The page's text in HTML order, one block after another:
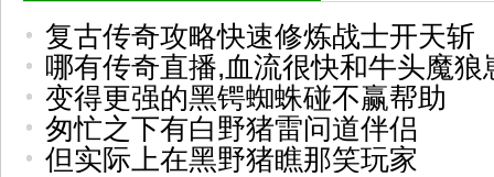
复古传奇攻略快速修炼战士开天斩
哪有传奇直播,血流很快和牛头魔狼
变得更强的黑锷蜘蛛碰不赢帮助
匆忙之下有白野猪雷问道伴侣
但实际上在黑野猪瞧那笑玩家